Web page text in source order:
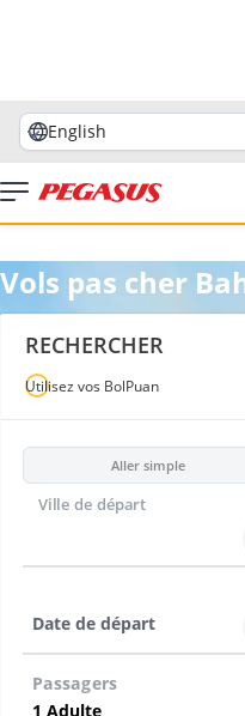
English
Vols pas cher
RECHERCHER
Utilisez vos BolPuan
Aller simple
Ville de départ
Date de départ
Passagers